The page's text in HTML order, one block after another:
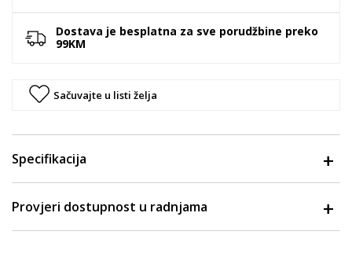
Dostava je besplatna za sve porudžbine preko
99KM
Sačuvajte u listi želja
Specifikacija
Provjeri dostupnost u radnjama